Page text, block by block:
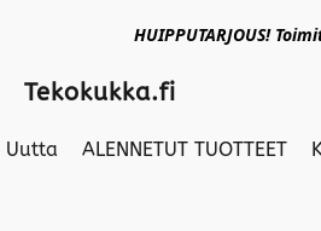
HUIPPUTARJOUS!
Tekokukka.fi
Uutta ALENNETUT TUOTTEET